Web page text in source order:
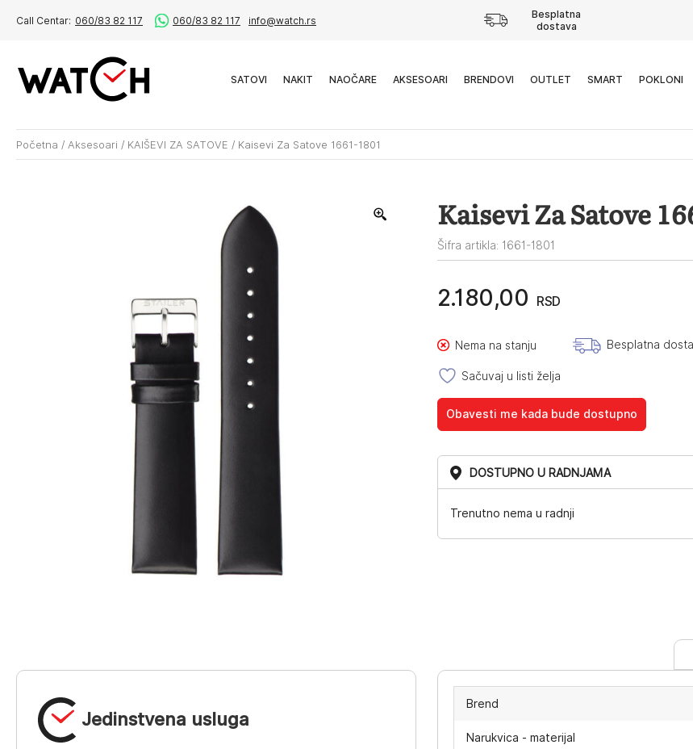
Call Centar: 060/83 82 117 060/83 82 117 info@watch.rs
Besplatna
dostava
SATOVI NAKIT NAOČARE AKSESOARI BRENDOVI OUTLET SMART POKLONI
Početna / Aksesoari / KAIŠEVI ZA SATOVE / Kaisevi Za Satove 1661-1801
Kaisevi Za Satove
Šifra artikla: 1661-1801
2.180,00 RSD
Nema na stanju Besplatna
Sačuvaj u listi želja
Obavesti me kada bude dostupno
DOSTUPNO U RADNJAMA
Trenutno nema u radnji
Jedinstvena usluga
Brend
Narukvica - materijal